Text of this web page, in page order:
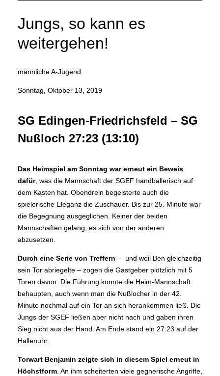
Jungs, so kann es
weitergehen!
männliche A-Jugend
Sonntag, Oktober 13, 2019
SG Edingen-Friedrichsfeld – SG
Nußloch 27:23 (13:10)
Das Heimspiel am Sonntag war erneut ein Beweis
dafür, was die Mannschaft der SGEF handballerisch auf
dem Kasten hat. Obendrein begeisterte auch die
spielerische Eleganz die Zuschauer. Bis zur 25. Minute war
die Begegnung ausgeglichen. Keiner der beiden
Mannschaften gelang, es sich von der anderen
abzusetzen.
Durch eine Serie von Treffern – und weil Ben gleichzeitig
sein Tor abriegelte – zogen die Gastgeber plötzlich mit 5
Toren davon. Die Führung konnte die Heim-Mannschaft
behaupten, auch wenn man die Nußlocher in der 42.
Minute nochmal auf ein Tor an sich herankommen ließ. Die
Jungs der SGEF ließen aber nicht nach und gaben ihren
Sieg nicht aus der Hand. Am Ende stand ein 27:23 auf der
Hallenuhr.
Torwart Benjamin zeigte sich in diesem Spiel erneut in
Höchstform . An ihm scheiterten viele gegnerische Angriffe,